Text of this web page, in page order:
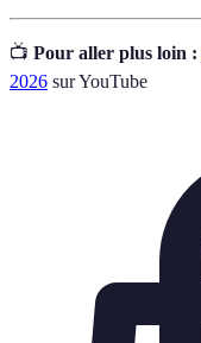
📺 Pour aller plus loin :
2026 sur YouTube